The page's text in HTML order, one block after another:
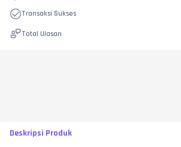
Transaksi Sukses
Total Ulasan
Deskripsi Produk